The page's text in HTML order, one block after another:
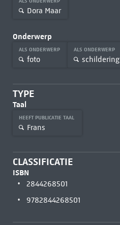
Dora Maar
Onderwerp
ALS ONDERWERP
foto
ALS ONDERWERP
schildering
TYPE
Taal
HEEFT PUBLICATIE TAAL
Frans
CLASSIFICATIE
ISBN
2844268501
9782844268501